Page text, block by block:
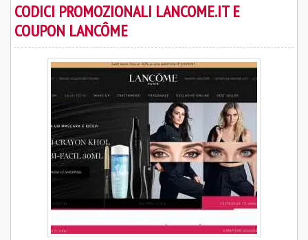
CODICI PROMOZIONALI LANCOME.IT E
COUPON LANCÔME